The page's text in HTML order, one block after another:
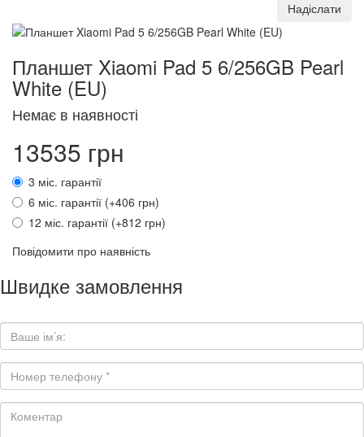
Надіслати
Планшет Xiaomi Pad 5 6/256GB Pearl
White (EU)
Немає в наявності
13535 грн
3 міс. гарантії
6 міс. гарантії (+406 грн)
12 міс. гарантії (+812 грн)
Повідомити про наявність
Швидке замовлення